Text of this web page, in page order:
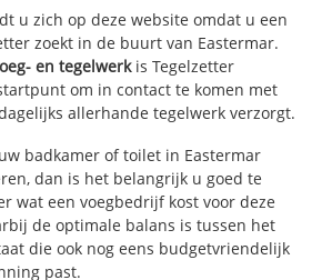
u zich op deze website omdat u een
zoekt in de buurt van Eastermar.
en tegelwerkis Tegelzetter
om in contact te komen met
allerhande tegelwerk verzorgt.
badkamer of toilet in Eastermar
dan is het belangrijk u goed te
wat een voegbedrijf kost voor deze
de optimale balans is tussen het
die ook nog eens budgetvriendelijk
past.